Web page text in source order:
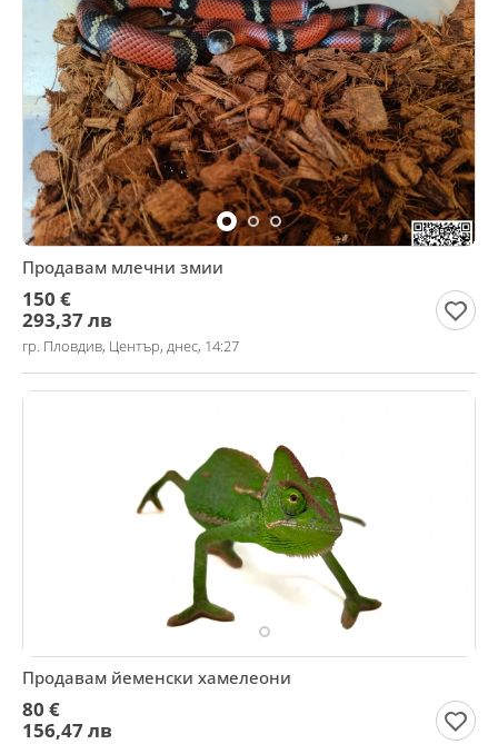
Продавам млечни змии
150 €
293,37 лв
гр. Пловдив, Център, днес, 14:27
Продавам йеменски хамелеони
80 €
156,47 лв